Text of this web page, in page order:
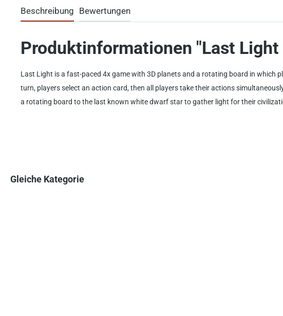
Beschreibung Bewertungen
Produktinformationen "Last Light
Last Light is a fast-paced 4x game with 3D planets and a rotating board in which
turn, players select an action card, then all players take their actions
a rotating board to the last known white dwarf star to gather light for their
Gleiche Kategorie